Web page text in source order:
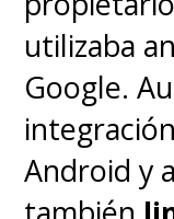
California.
¿Qué
Meta?
Colorado,
utilizaba
Google.
Android y